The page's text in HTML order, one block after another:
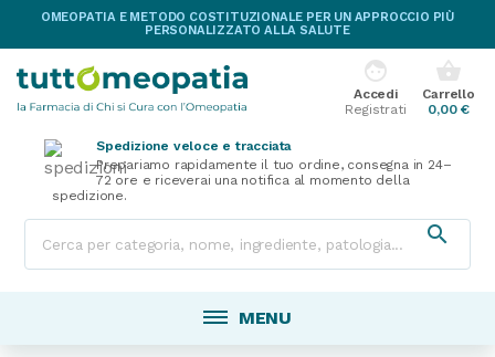
OMEOPATIA E METODO COSTITUZIONALE PER UN APPROCCIO PIÙ
PERSONALIZZATO ALLA SALUTE
shopping_basket
Carrello
0,00 €
face
Accedi
Registrati
Spedizione veloce e tracciata
Prepariamo rapidamente il tuo ordine, consegna in 24–
72 ore e riceverai una notifica al momento della
spedizione.

MENU